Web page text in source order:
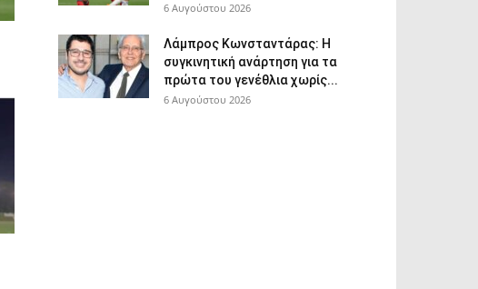
6 Αυγούστου 2026
Λάμπρος Κωνσταντάρας: Η
συγκινητική ανάρτηση για τα
πρώτα του γενέθλια χωρίς...
6 Αυγούστου 2026